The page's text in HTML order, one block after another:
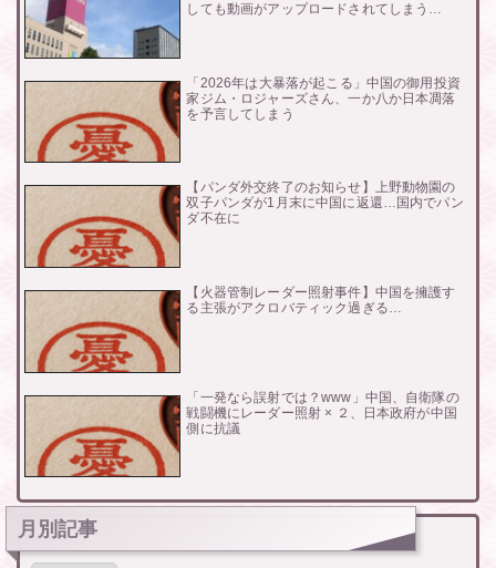
しても動画がアップロードされてしまう…
「2026年は大暴落が起こる」中国の御用投資
家ジム・ロジャーズさん、一か八か日本凋落
を予言してしまう
【パンダ外交終了のお知らせ】上野動物園の
双子パンダが1月末に中国に返還…国内でパン
ダ不在に
【火器管制レーダー照射事件】中国を擁護す
る主張がアクロバティック過ぎる…
「一発なら誤射では？www」中国、自衛隊の
戦闘機にレーダー照射 × ２、日本政府が中国
側に抗議
月別記事
月